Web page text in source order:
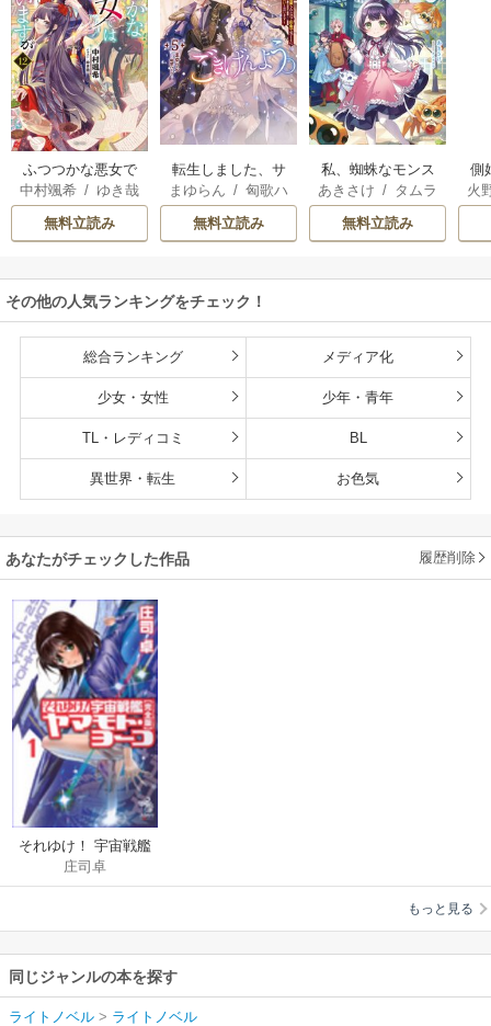
ふつつかな悪女で
はございますが
中村颯希 / ゆき哉
無料立読み
転生しました、サ
ラナ・キンジェで
す。ごきげんよ
う。
まゆらん /匈歌ハ
トリ
無料立読み
私、蜘蛛なモンス
ターをテイムした
ので、スパイダー
シルクで裁縫を頑
あきさけ / タムラ
ヨウ
無料立読み
側
火
その他の人気ランキングをチェック！
総合ランキング メディア化
少女・女性 少年・青年
TL・レディコミ BL
異世界・転生 お色気
あなたがチェックした作品 履歴削除
それゆけ！ 宇宙戦艦
ヤマモト・ヨーコ
【完全版】
庄司卓
もっと見る
同じジャンルの本を探す
ライトノベル > ライトノベル